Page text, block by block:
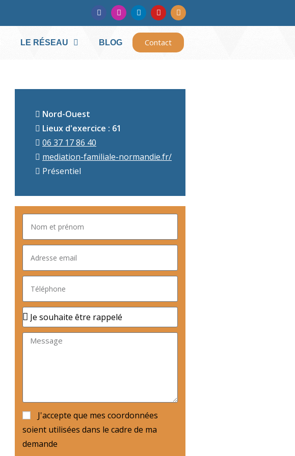
LE RÉSEAU BLOG Contact
Nord-Ouest
Lieux d'exercice : 61
06 37 17 86 40
mediation-familiale-normandie.fr/
Présentiel
J'accepte que mes coordonnées
soient utilisées dans le cadre de ma
demande